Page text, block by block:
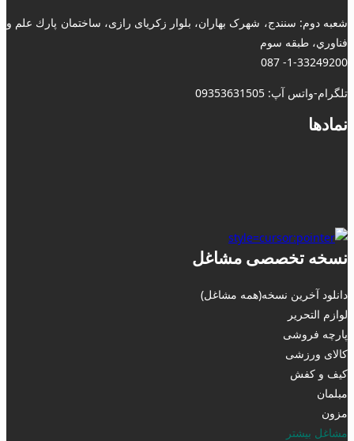
شعبه دوم: سنندج، شهرک بهاران، بلوار زکریای رازی، ساختمان پارك علم و
فناوري، طبقه سوم
1-33249200- 087
تلگرام-واتس آپ: 09353631505
نمادها
نسخه تخصصی مشاغل
دانلود آخرین نسخه(همه مشاغل)
لوازم التحریر
پارچه فروشی
کالای ورزشی
کیف و کفش
مبلمان
مزون
مشاغل بیشتر